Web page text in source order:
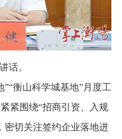
话。
衡山科学城基地”月度工
紧围绕“招商引资、入规
密切关注签约企业落地进